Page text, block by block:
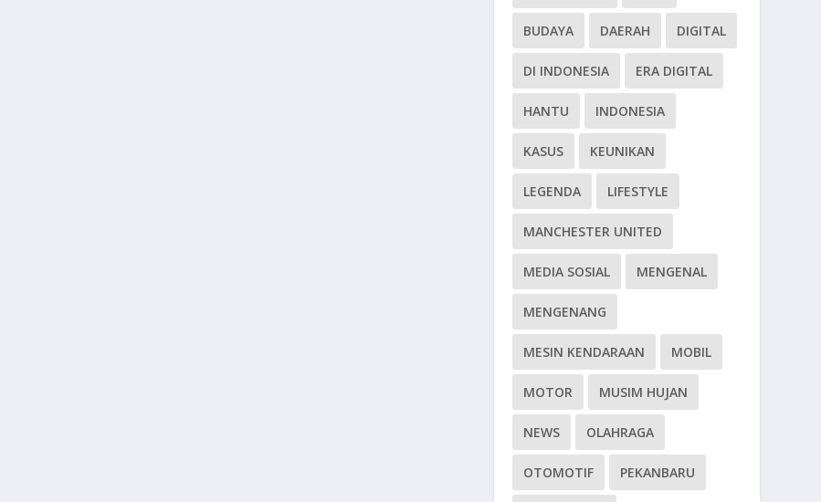
BUDAYA DAERAH DIGITAL
DI INDONESIA ERA DIGITAL
HANTU INDONESIA
KASUS KEUNIKAN
LEGENDA LIFESTYLE
MANCHESTER UNITED
MEDIA SOSIAL MENGENAL
MENGENANG
MESIN KENDARAAN MOBIL
MOTOR MUSIM HUJAN
NEWS OLAHRAGA
OTOMOTIF PEKANBARU